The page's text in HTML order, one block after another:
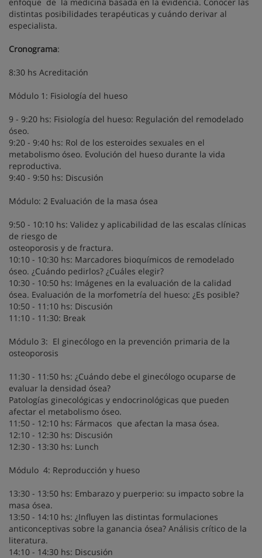
distintas posibilidades terapéuticas y cuándo derivar al
especialista.
Cronograma:
8:30 hs Acreditación
Módulo 1: Fisiología del hueso
9 - 9:20 hs: Fisiología del hueso: Regulación del remodelado
óseo.
9:20 - 9:40 hs: Rol de los esteroides sexuales en el
metabolismo óseo. Evolución del hueso durante la vida
reproductiva.
9:40 - 9:50 hs: Discusión
Módulo: 2 Evaluación de la masa ósea
9:50 - 10:10 hs: Validez y aplicabilidad de las escalas clínicas
de riesgo de
osteoporosis y de fractura.
10:10 - 10:30 hs: Marcadores bioquímicos de remodelado
óseo. ¿Cuándo pedirlos? ¿Cuáles elegir?
10:30 - 10:50 hs: Imágenes en la evaluación de la calidad
ósea. Evaluación de la morfometría del hueso: ¿Es posible?
10:50 - 11:10 hs: Discusión
11:10 - 11:30: Break
Módulo 3: El ginecólogo en la prevención primaria de la
osteoporosis
11:30 - 11:50 hs: ¿Cuándo debe el ginecólogo ocuparse de
evaluar la densidad ósea?
Patologías ginecológicas y endocrinológicas que pueden
afectar el metabolismo óseo.
11:50 - 12:10 hs: Fármacos que afectan la masa ósea.
12:10 - 12:30 hs: Discusión
12:30 - 13:30 hs: Lunch
Módulo 4: Reproducción y hueso
13:30 - 13:50 hs: Embarazo y puerperio: su impacto sobre la
masa ósea.
13:50 - 14:10 hs: ¿Influyen las distintas formulaciones
anticonceptivas sobre la ganancia ósea? Análisis crítico de la
literatura.
14:10 - 14:30 hs: Discusión